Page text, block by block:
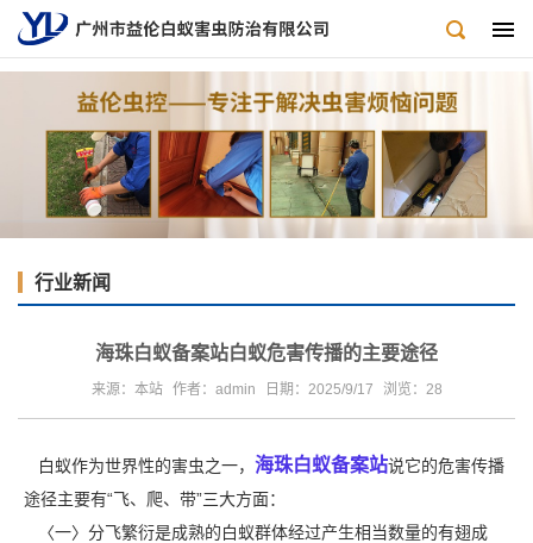
行业新闻
海珠白蚁备案站白蚁危害传播的主要途径
来源：本站 作者：admin 日期：2025/9/17 浏览： 28
白蚁作为世界性的害虫之一， 海珠白蚁备案站说它的危害传播
途径主要有“飞、爬、带”三大方面：
〈一〉分飞繁衍是成熟的白蚁群体经过产生相当数量的有翅成